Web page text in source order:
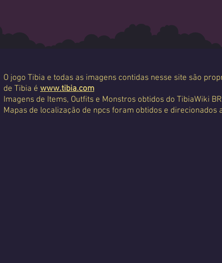
O jogo Tibia e todas as imagens contidas nesse site são
de Tibia é www.tibia.com
Imagens de Items, Outfits e Monstros obtidos do TibiaWiki
Mapas de localização de npcs foram obtidos e direcionados